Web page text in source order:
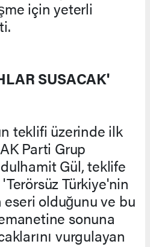
için yeterli
SUSACAK'
teklifi üzerinde ilk
Parti Grup
Gül, teklife
Türkiye'nin
olduğunu ve bu
sonuna
vurgulayan